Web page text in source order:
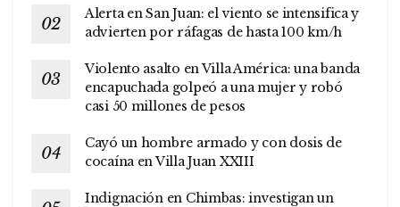
Alerta en San Juan: el viento se intensifica y
advierten por ráfagas de hasta 100 km/h
Violento asalto en Villa América: una banda
encapuchada golpeó a una mujer y robó
casi 50 millones de pesos
Cayó un hombre armado y con dosis de
cocaína en Villa Juan XXIII
Indignación en Chimbas: investigan un